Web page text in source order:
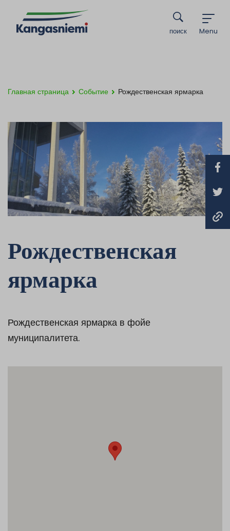
Menu
поиск
Главная страница Событие Рождественская ярмарка
Рождественская
ярмарка
Рождественская ярмарка в фойе
муниципалитета.